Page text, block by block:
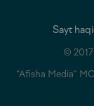
Sayt
©
“Afisha Media”